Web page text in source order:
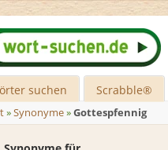
suchen Scrabble®
»Synonyme»Gottespfennig